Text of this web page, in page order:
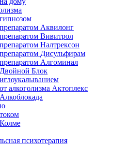
Аквилонг
Вивитрол
Налтрексон
Дисульфирам
Алгоминал
Блок
алкоголизма Актоплекс
психотерапия